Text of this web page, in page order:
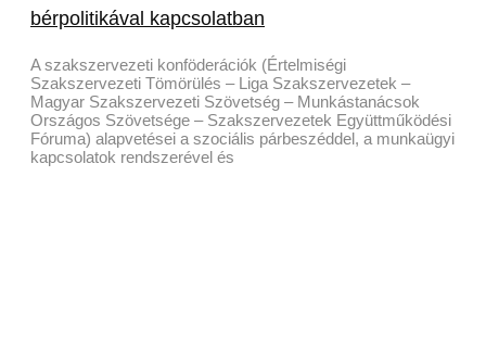
bérpolitikával kapcsolatban
A szakszervezeti konföderációk (Értelmiségi
Szakszervezeti Tömörülés – Liga Szakszervezetek –
Magyar Szakszervezeti Szövetség – Munkástanácsok
Országos Szövetsége – Szakszervezetek Együttműködési
Fóruma) alapvetései a szociális párbeszéddel, a munkaügyi
kapcsolatok rendszerével és